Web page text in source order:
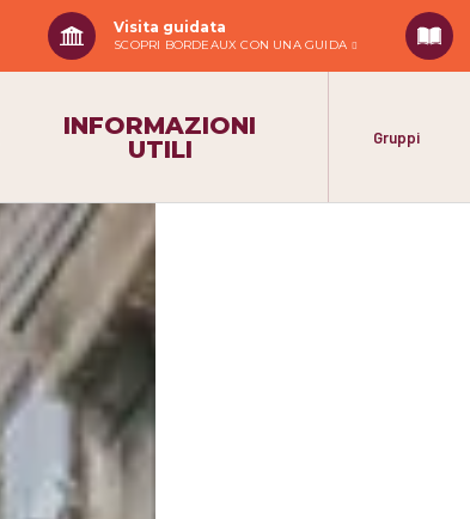
Visita guidata
SCOPRI BORDEAUX CON UNA GUIDA
INFORMAZIONI
UTILI
Gruppi